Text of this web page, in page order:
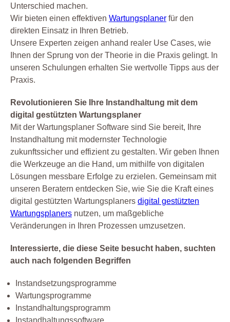
Unterschied machen.
Wir bieten einen effektiven Wartungsplaner für den
direkten Einsatz in Ihren Betrieb.
Unsere Experten zeigen anhand realer Use Cases, wie
Ihnen der Sprung von der Theorie in die Praxis gelingt. In
unseren Schulungen erhalten Sie wertvolle Tipps aus der
Praxis.
Revolutionieren Sie Ihre Instandhaltung mit dem
digital gestützten Wartungsplaner
Mit der Wartungsplaner Software sind Sie bereit, Ihre
Instandhaltung mit modernster Technologie
zukunftssicher und effizient zu gestalten. Wir geben Ihnen
die Werkzeuge an die Hand, um mithilfe von digitalen
Lösungen messbare Erfolge zu erzielen. Gemeinsam mit
unseren Beratern entdecken Sie, wie Sie die Kraft eines
digital gestützten Wartungsplaners digital gestützten
Wartungsplaners nutzen, um maßgebliche
Veränderungen in Ihren Prozessen umzusetzen.
Interessierte, die diese Seite besucht haben, suchten
auch nach folgenden Begriffen
Instandsetzungsprogramme
Wartungsprogramme
Instandhaltungsprogramm
Instandhaltungssoftware